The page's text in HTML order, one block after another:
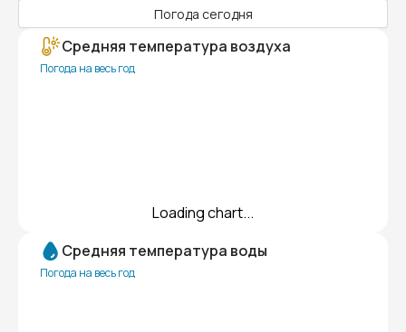
Погода сегодня
Средняя температура воздуха
Погода на весь год
Loading chart...
Средняя температура воды
Погода на весь год